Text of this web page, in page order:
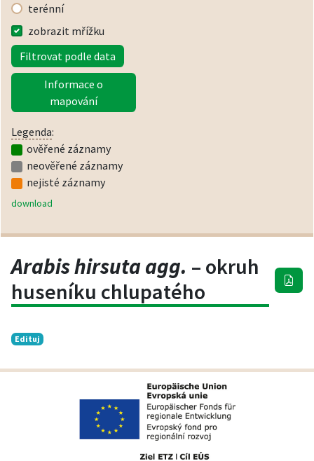
terénní
zobrazit mřížku
Filtrovat podle data
Informace o
mapování
Legenda:
ověřené záznamy
neověřené záznamy
nejisté záznamy
download
Arabis hirsuta agg. – okruh
huseníku chlupatého
Edituj